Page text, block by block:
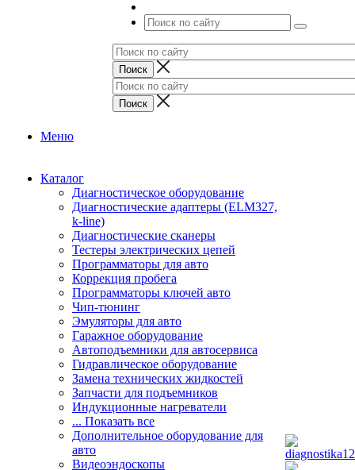
Меню
Каталог
Диагностическое оборудование
Диагностические адаптеры (ELM327,
k-line)
Диагностические сканеры
Тестеры электрических цепей
Программаторы для авто
Коррекция пробега
Программаторы ключей авто
Чип-тюнинг
Эмуляторы для авто
Гаражное оборудование
Автоподъемники для автосервиса
Гидравлическое оборудование
Замена технических жидкостей
Запчасти для подъемников
Индукционные нагреватели
... Показать все
Дополнительное оборудование для
авто
Видеоэндоскопы